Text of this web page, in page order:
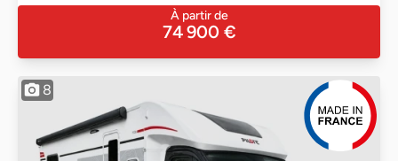
À partir de
74 900 €
8